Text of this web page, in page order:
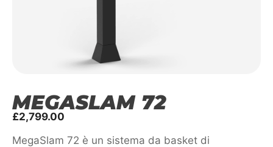
MEGASLAM 72
£2,799.00
MegaSlam 72 è un sistema da basket di